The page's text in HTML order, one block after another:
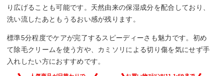
り広げることも可能です。天然由来の保湿成分を配合しており、
洗い流したあともうるおい感が残ります。
標準5分程度でケアが完了するスピーディーさも魅力です。初め
て除毛クリームを使う方や、カミソリによる切り傷を気にせず手
入れしたい方におすすめです。